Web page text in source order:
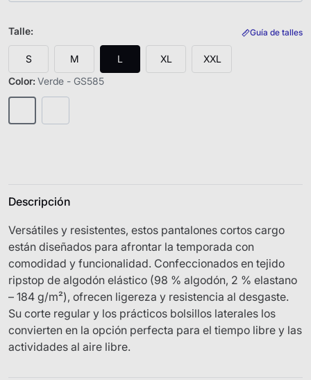
Talle:
S M L XL XXL
Guía de talles
Color: Verde - GS585
Descripción
Versátiles y resistentes, estos pantalones cortos cargo
están diseñados para afrontar la temporada con
comodidad y funcionalidad. Confeccionados en tejido
ripstop de algodón elástico (98 % algodón, 2 % elastano
– 184 g/m²), ofrecen ligereza y resistencia al desgaste.
Su corte regular y los prácticos bolsillos laterales los
convierten en la opción perfecta para el tiempo libre y las
actividades al aire libre.